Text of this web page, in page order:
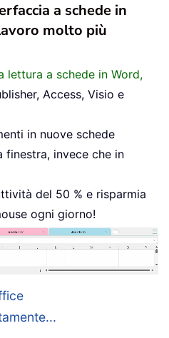
a schede in
molto più
lettura a schede in Word,
Access, Visio e
in nuove schede
finestra, invece che in
del 50 % e risparmia
ogni giorno!